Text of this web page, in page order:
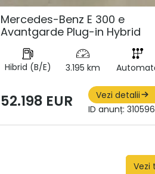
Mercedes-Benz E 300 e
Avantgarde Plug-in Hybrid
Hibrid (B/E) 3.195 km
52.198 EUR
Vezi detalii
ID anunț: 310596
Vezi